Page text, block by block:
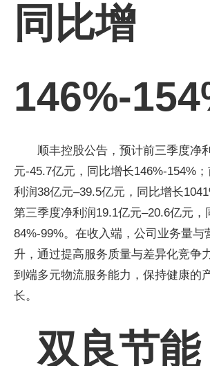
同比增
146%-
顺丰控股公告，预计前三季度净
元-45.7亿元，同比增长146%-154%
利润38亿元–39.5亿元，同比增长
第三季度净利润19.1亿元–20.6亿元，
84%-99%。在收入端，公司业务量与
升，通过提高服务质量与差异化竞争
到端多元物流服务能力，保持健康的
长。
双良节